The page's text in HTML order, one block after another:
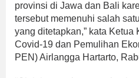
provinsi di Jawa dan Bali
tersebut memenuhi salah
yang ditetapkan,” kata Ketua
Covid-19 dan Pemulihan
PEN) Airlangga Hartarto,